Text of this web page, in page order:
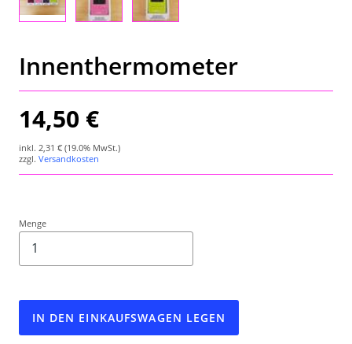
Wetterstation
Hygrometer
Über uns
Kontakt
Innenthermometer
14,50 €
inkl. 2,31 € (19.0% MwSt.)
zzgl. Versandkosten
Menge
IN DEN EINKAUFSWAGEN LEGEN